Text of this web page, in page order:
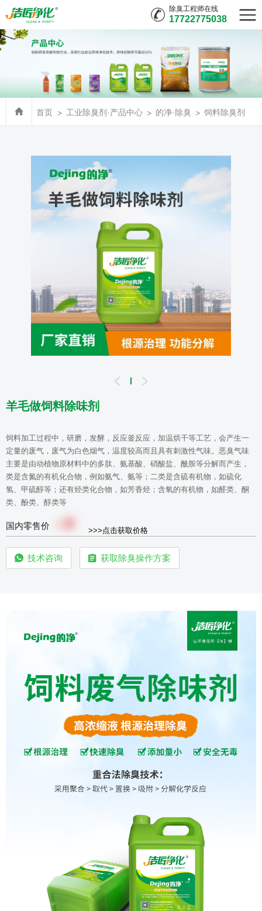
除臭工程师在线
17722775038
首页 工业除臭剂·产品中心 的净·除臭 饲料除臭剂
羊毛做饲料除味剂
饲料加工过程中，研磨，发酵，反应釜反应，加温烘干等工艺，会产生一
定量的废气，废气为白色烟气，温度较高而且具有刺激性气味。恶臭气味
主要是由动植物原材料中的多肽、氨基酸、硝酸盐、酰胺等分解而产生，
类是含氮的有机化合物，例如氨气、氨等；二类是含硫有机物，如硫化
氢、甲硫醇等；还有烃类化合物，如芳香烃；含氧的有机物，如醛类、酮
类、酚类、醇类等
国内零售价 0 >>>点击获取价格
技术咨询 获取除臭操作方案